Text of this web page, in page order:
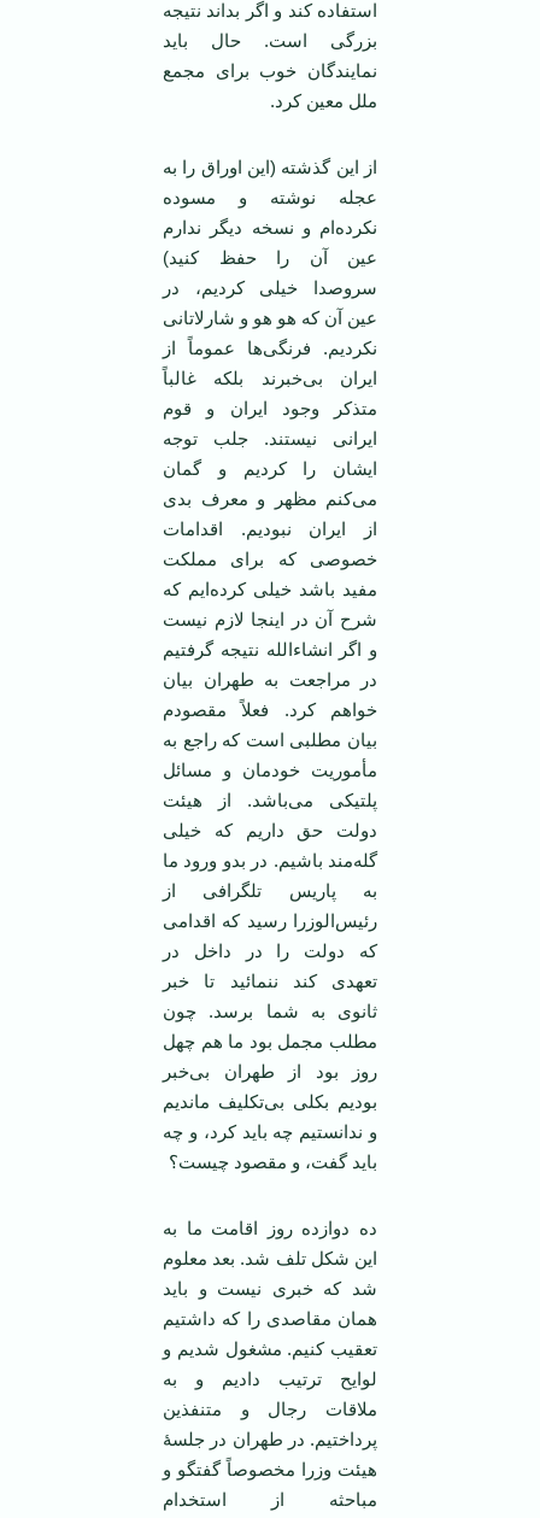
استفاده کند و اگر بداند نتیجه
بزرگی است. حال باید
نمایندگان خوب برای مجمع
ملل معین کرد.
از این گذشته (این اوراق را به
عجله نوشته و مسوده
نکرده‌ام و نسخه دیگر ندارم
عین آن را حفظ کنید)
سروصدا خیلی کردیم، در
عین آن که هو هو و شارلاتانی
نکردیم. فرنگی‌ها عموماً از
ایران بی‌خبرند بلکه غالباً
متذکر وجود ایران و قوم
ایرانی نیستند. جلب توجه
ایشان را کردیم و گمان
می‌کنم مظهر و معرف بدی
از ایران نبودیم. اقدامات
خصوصی که برای مملکت
مفید باشد خیلی کرده‌ایم که
شرح آن در اینجا لازم نیست
و اگر انشاءالله نتیجه گرفتیم
در مراجعت به طهران بیان
خواهم کرد. فعلاً مقصودم
بیان مطلبی است که راجع به
مأموریت خودمان و مسائل
پلتیکی می‌باشد. از هیئت
دولت حق داریم که خیلی
گله‌مند باشیم. در بدو ورود ما
به پاریس تلگرافی از
رئیس‌الوزرا رسید که اقدامی
که دولت را در داخل در
تعهدی کند ننمائید تا خبر
ثانوی به شما برسد. چون
مطلب مجمل بود ما هم چهل
روز بود از طهران بی‌خبر
بودیم بکلی بی‌تکلیف ماندیم
و ندانستیم چه باید کرد، و چه
باید گفت، و مقصود چیست؟
ده دوازده روز اقامت ما به
این شکل تلف شد. بعد معلوم
شد که خبری نیست و باید
همان مقاصدی را که داشتیم
تعقیب کنیم. مشغول شدیم و
لوایح ترتیب دادیم و به
ملاقات رجال و متنفذین
پرداختیم. در طهران در جلسۀ
هیئت وزرا مخصوصاً گفتگو و
مباحثه از استخدام